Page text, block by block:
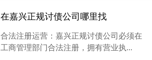
在嘉兴正规讨债公司哪里找
合法注册运营：嘉兴正规讨债公司必须在
工商管理部门合法注册，拥有营业执...